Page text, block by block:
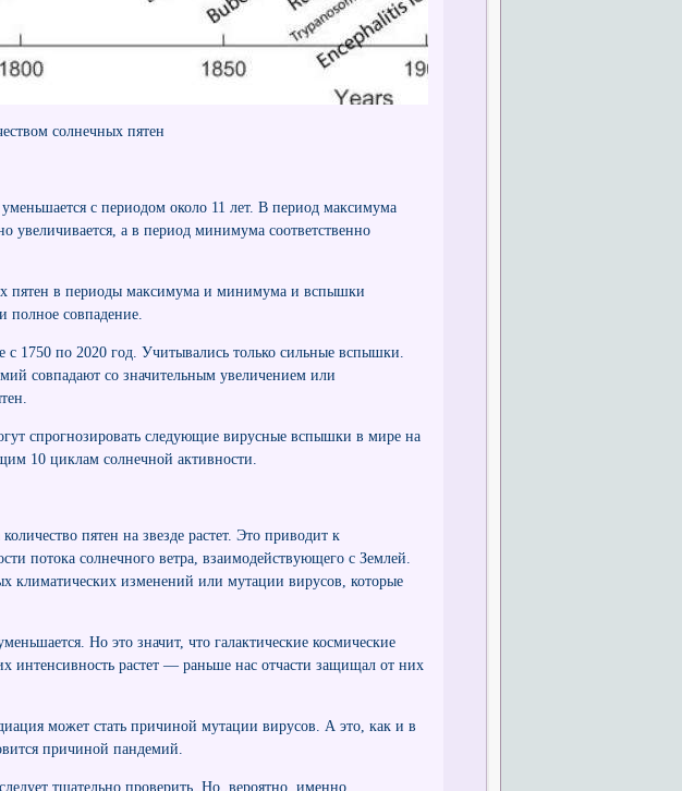
солнечных пятен
с периодом около 11 лет. В период максимума
увеличивается, а в период минимума соответственно
пятен в периоды максимума и минимума и вспышки
полное совпадение.
1750 по 2020 год. Учитывались только сильные вспышки.
совпадают со значительным увеличением или
спрогнозировать следующие вирусные вспышки в мире на
10 циклам солнечной активности.
пятен на звезде растет. Это приводит к
потока солнечного ветра, взаимодействующего с Землей.
климатических изменений или мутации вирусов, которые
Но это значит, что галактические космические
интенсивность растет — раньше нас отчасти защищал от них
может стать причиной мутации вирусов. А это, как и в
причиной пандемий.
тщательно проверить. Но, вероятно, именно